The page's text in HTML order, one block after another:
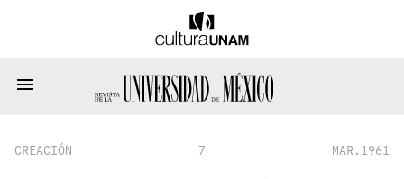
CREACIÓN 7 MAR.1961